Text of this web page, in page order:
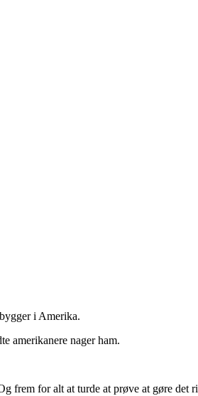
i Amerika.
amerikanere nager ham.
for alt at turde at prøve at gøre det